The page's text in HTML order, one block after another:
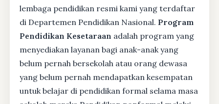
lembaga pendidikan resmi kami yang terdaftar
di Departemen Pendidikan Nasional. Program
Pendidikan Kesetaraan adalah program yang
menyediakan layanan bagi anak-anak yang
belum pernah bersekolah atau orang dewasa
yang belum pernah mendapatkan kesempatan
untuk belajar di pendidikan formal selama masa